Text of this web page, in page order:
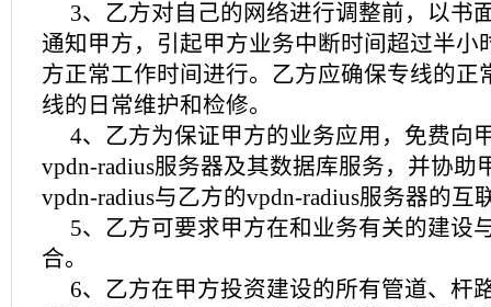
3、乙方对自己的网络进行调整前，以书
通知甲方，引起甲方业务中断时间超过半小
方正常工作时间进行。乙方应确保专线的正
线的日常维护和检修。
4、乙方为保证甲方的业务应用，免费向
vpdn-radius服务器及其数据库服务，并协助
vpdn-radius与乙方的vpdn-radius服务器的互
5、乙方可要求甲方在和业务有关的建设
合。
6、乙方在甲方投资建设的所有管道、杆